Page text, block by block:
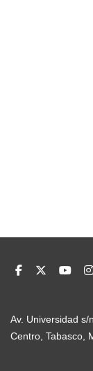
Av. Universidad s/
Centro, Tabasco,